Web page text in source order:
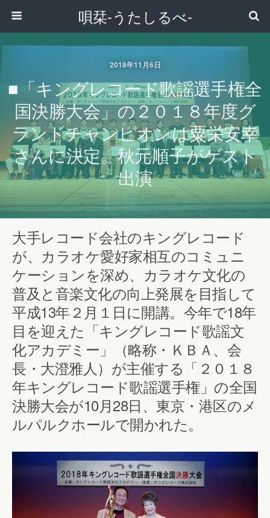
唄栞-うたしるべ-
2018年11月6日
■「キングレコード歌謡選手権全
国決勝大会」の２０１８年度グ
ランドチャンピオンは粟栄安幸
さんに決定。秋元順子がゲスト
出演
大手レコード会社のキングレコード
が、カラオケ愛好家相互のコミュニ
ケーションを深め、カラオケ文化の
普及と音楽文化の向上発展を目指して
平成13年２月１日に開講。今年で18年
目を迎えた「キングレコード歌謡文
化アカデミー」（略称・ＫＢＡ、会
長・大澄雅人）が主催する「２０１８
年キングレコード歌謡選手権」の全国
決勝大会が10月28日、東京・港区のメ
ルパルクホールで開かれた。